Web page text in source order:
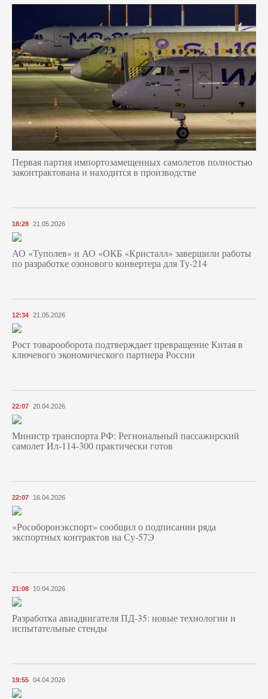
Первая партия импортозамещенных самолетов полностью
законтрактована и находится в производстве
18:28 21.05.2026
АО «Туполев» и АО «ОКБ «Кристалл» завершили работы
по разработке озонового конвертера для Ту-214
12:34 21.05.2026
Рост товарооборота подтверждает превращение Китая в
ключевого экономического партнера России
22:07 20.04.2026
Министр транспорта РФ: Региональный пассажирский
самолет Ил-114-300 практически готов
22:07 16.04.2026
«Рособоронэкспорт» сообщил о подписании ряда
экспортных контрактов на Су-57Э
21:08 10.04.2026
Разработка авиадвигателя ПД-35: новые технологии и
испытательные стенды
19:55 04.04.2026